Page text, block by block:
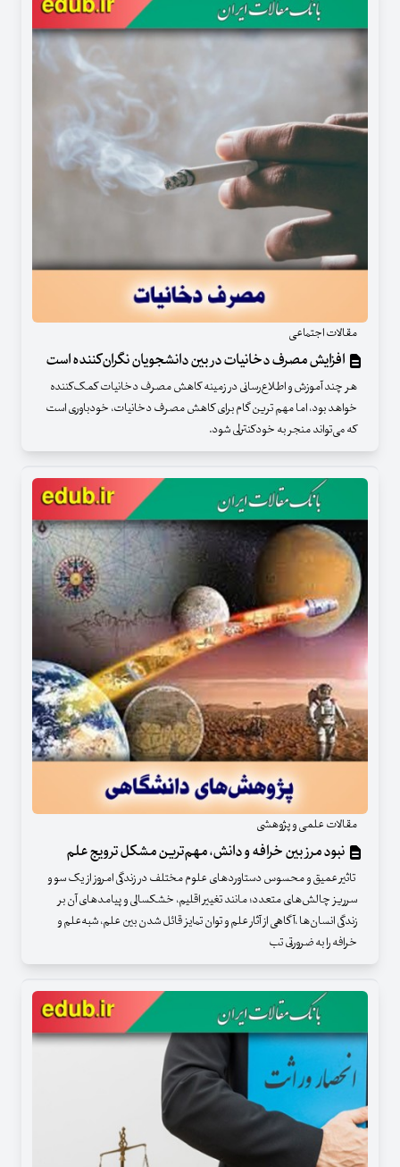
مقالات اجتماعی
افزایش مصرف دخانیات در بین دانشجویان نگران‌کننده است
هر چند آموزش و اطلاع‌رسانی در زمینه کاهش مصرف دخانیات کمک‌کننده
خواهد بود، اما مهم ترین گام برای کاهش مصرف دخانیات، خودباوری است
که می‌تواند منجر به خودکنترلی شود.
مقالات علمی و پژوهشی
نبود مرز بین خرافه و دانش، مهم‌ترین مشکل ترویج علم
تاثیر عمیق و محسوس دستاوردهای علوم مختلف در زندگی امروز از یک سو و
سرریز چالش‌های متعدد؛ مانند تغییر اقلیم، خشکسالی و پیامدهای آن بر
زندگی انسان‌ها ،آگاهی از آثار علم و توان تمایز قائل شدن بین علم، شبه‌علم و
خرافه را به ضرورتی تب